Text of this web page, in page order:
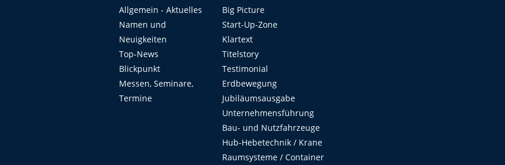
Allgemein - Aktuelles
Namen und
Neuigkeiten
Top-News
Blickpunkt
Messen, Seminare,
Termine
Big Picture
Start-Up-Zone
Klartext
Titelstory
Testimonial
Erdbewegung
Jubiläumsausgabe
Unternehmensführung
Bau- und Nutzfahrzeuge
Hub-Hebetechnik / Krane
Raumsysteme / Container